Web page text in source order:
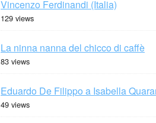
Vincenzo Ferdinandi (Italia)
129 views
La ninna nanna del chicco di caffè
83 views
Eduardo De Filippo a Isabella
49 views